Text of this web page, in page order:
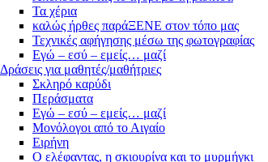
Τα χέρια
καλώς ήρθες παράΞΕΝΕ στον τόπο μας
Τεχνικές αφήγησης μέσω της φωτογραφίας
Εγώ – εσύ – εμείς… μαζί
Δράσεις για μαθητές/μαθήτριες
Σκληρό καρύδι
Περάσματα
Εγώ – εσύ – εμείς… μαζί
Μονόλογοι από το Αιγαίο
Ειρήνη
Ο ελέφαντας, η σκιουρίνα και το μυρμήγκι